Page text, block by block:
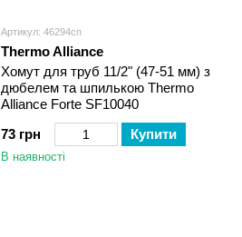
Артикул: 46294сп
Thermo Alliance
Хомут для труб 11/2" (47-51 мм) з
дюбелем та шпилькою Thermo
Alliance Forte SF10040
73 грн
Купити
В наявності